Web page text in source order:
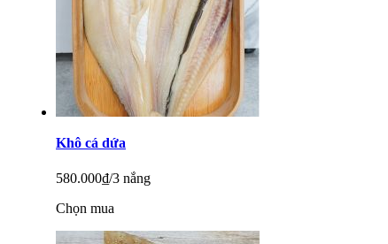
Khô cá dứa
580.000₫/3 nắng
Chọn mua